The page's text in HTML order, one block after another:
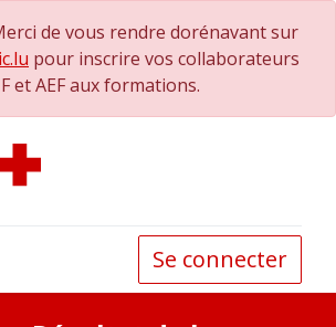
de vous rendre dorénavant sur
pour inscrire vos collaborateurs
et AEF aux formations.
Se connecter